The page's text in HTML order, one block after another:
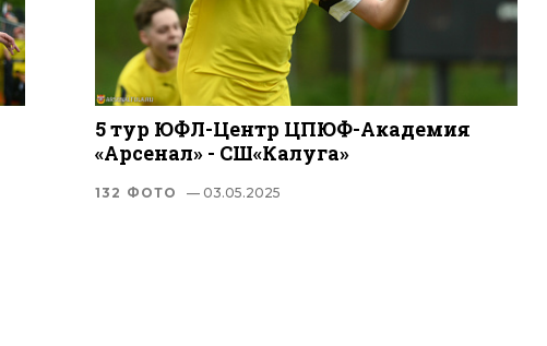
5 тур ЮФЛ-Центр ЦПЮФ-Академия
«Арсенал» - СШ«Калуга»
132 ФОТО — 03.05.2025